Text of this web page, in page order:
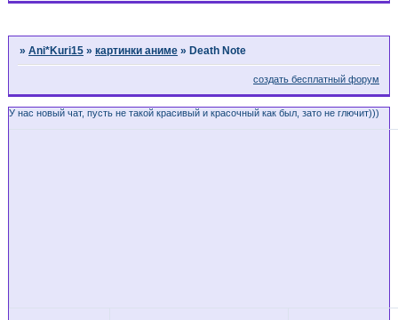
»Ani*Kuri15 »картинки аниме » Death Note
создать бесплатный форум
У нас новый чат, пусть не такой красивый и красочный как был, зато не глючит)))